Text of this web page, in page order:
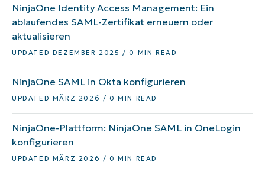
NinjaOne Identity Access Management: Ein
ablaufendes SAML-Zertifikat erneuern oder
aktualisieren
UPDATED DEZEMBER 2025 / 0 MIN READ
NinjaOne SAML in Okta konfigurieren
UPDATED MÄRZ 2026 / 0 MIN READ
NinjaOne-Plattform: NinjaOne SAML in OneLogin
konfigurieren
UPDATED MÄRZ 2026 / 0 MIN READ